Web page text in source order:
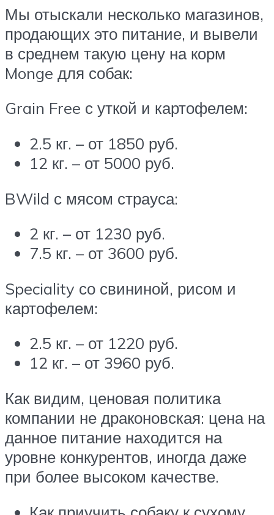
Мы отыскали несколько магазинов,
продающих это питание, и вывели
в среднем такую цену на корм
Monge для собак:
Grain Free с уткой и картофелем:
2.5 кг. – от 1850 руб.
12 кг. – от 5000 руб.
BWild с мясом страуса:
2 кг. – от 1230 руб.
7.5 кг. – от 3600 руб.
Speciality со свининой, рисом и
картофелем:
2.5 кг. – от 1220 руб.
12 кг. – от 3960 руб.
Как видим, ценовая политика
компании не драконовская: цена на
данное питание находится на
уровне конкурентов, иногда даже
при более высоком качестве.